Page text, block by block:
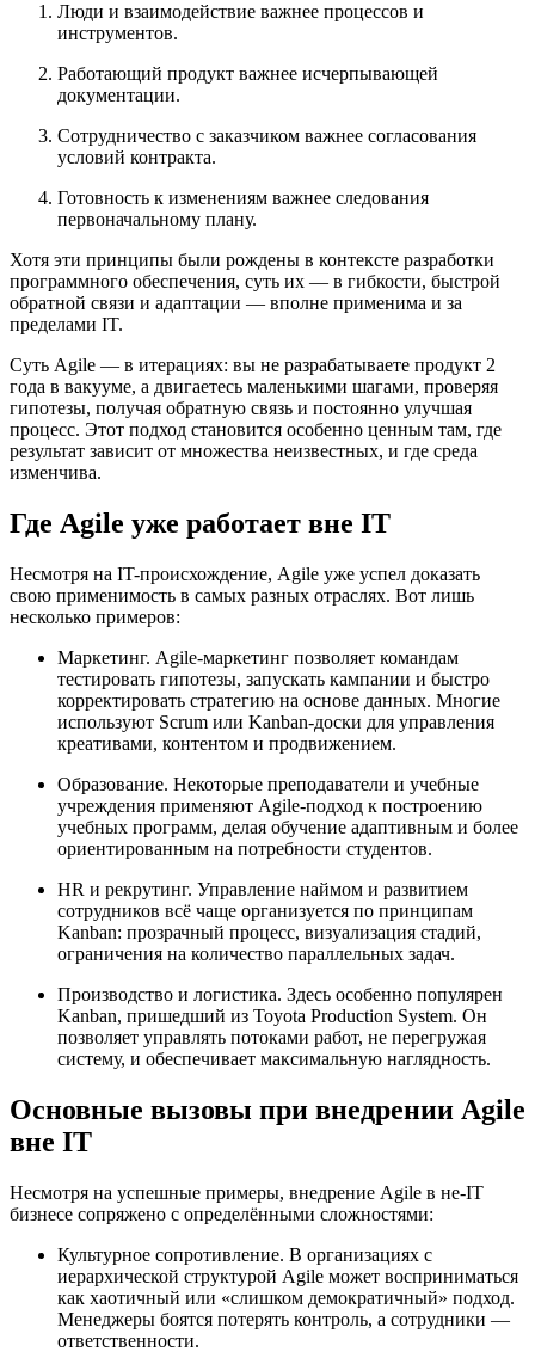
Люди и взаимодействие важнее процессов и
инструментов.
Работающий продукт важнее исчерпывающей
документации.
Сотрудничество с заказчиком важнее согласования
условий контракта.
Готовность к изменениям важнее следования
первоначальному плану.
Хотя эти принципы были рождены в контексте разработки
программного обеспечения, суть их — в гибкости, быстрой
обратной связи и адаптации — вполне применима и за
пределами IT.
Суть Agile — в итерациях: вы не разрабатываете продукт 2
года в вакууме, а двигаетесь маленькими шагами, проверяя
гипотезы, получая обратную связь и постоянно улучшая
процесс. Этот подход становится особенно ценным там, где
результат зависит от множества неизвестных, и где среда
изменчива.
Где Agile уже работает вне IT
Несмотря на IT-происхождение, Agile уже успел доказать
свою применимость в самых разных отраслях. Вот лишь
несколько примеров:
Маркетинг. Agile-маркетинг позволяет командам
тестировать гипотезы, запускать кампании и быстро
корректировать стратегию на основе данных. Многие
используют Scrum или Kanban-доски для управления
креативами, контентом и продвижением.
Образование. Некоторые преподаватели и учебные
учреждения применяют Agile-подход к построению
учебных программ, делая обучение адаптивным и более
ориентированным на потребности студентов.
HR и рекрутинг. Управление наймом и развитием
сотрудников всё чаще организуется по принципам
Kanban: прозрачный процесс, визуализация стадий,
ограничения на количество параллельных задач.
Производство и логистика. Здесь особенно популярен
Kanban, пришедший из Toyota Production System. Он
позволяет управлять потоками работ, не перегружая
систему, и обеспечивает максимальную наглядность.
Основные вызовы при внедрении Agile
вне IT
Несмотря на успешные примеры, внедрение Agile в не-IT
бизнесе сопряжено с определёнными сложностями:
Культурное сопротивление. В организациях с
иерархической структурой Agile может восприниматься
как хаотичный или «слишком демократичный» подход.
Менеджеры боятся потерять контроль, а сотрудники —
ответственности.